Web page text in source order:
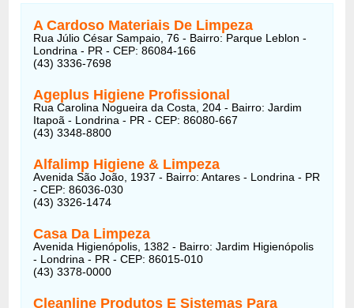
A Cardoso Materiais De Limpeza
Rua Júlio César Sampaio, 76 - Bairro: Parque Leblon -
Londrina - PR - CEP: 86084-166
(43) 3336-7698
Ageplus Higiene Profissional
Rua Carolina Nogueira da Costa, 204 - Bairro: Jardim
Itapoã - Londrina - PR - CEP: 86080-667
(43) 3348-8800
Alfalimp Higiene & Limpeza
Avenida São João, 1937 - Bairro: Antares - Londrina - PR
- CEP: 86036-030
(43) 3326-1474
Casa Da Limpeza
Avenida Higienópolis, 1382 - Bairro: Jardim Higienópolis
- Londrina - PR - CEP: 86015-010
(43) 3378-0000
Cleanline Produtos E Sistemas Para